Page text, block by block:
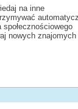
na inne
nowych znajomych